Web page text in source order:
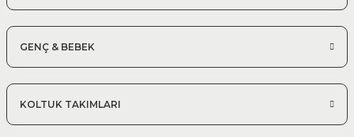
GENÇ & BEBEK
KOLTUK TAKIMLARI